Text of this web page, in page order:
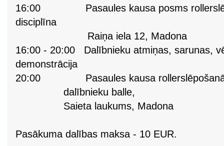
16:00 Pasaules kausa posms
disciplīna
Raiņa iela 12, Madona
16:00 - 20:00 Dalībnieku atmiņas, sarunas,
demonstrācija
20:00 Pasaules kausa rollerslēpošanā
dalībnieku balle,
Saieta laukums, Madona
Pasākuma dalības maksa - 10 EUR.